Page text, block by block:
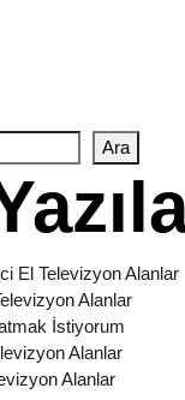
Ara
El Televizyon Alanlar
Alanlar
İstiyorum
Alanlar
Alanlar